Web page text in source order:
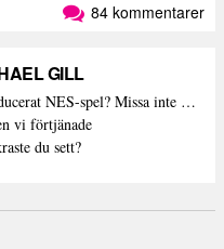
84 kommentarer
GILL
13 Nov | Sugen på nyproducerat NES-spel? Missa inte detta isf!
vi förtjänade
du sett?